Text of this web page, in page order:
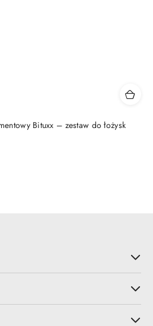
Bituxx – zestaw do łożysk